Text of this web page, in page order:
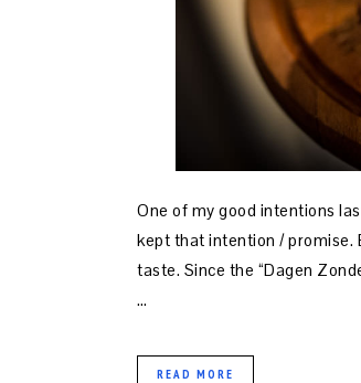
One of my good intentions
kept that intention / promise.
taste. Since the “Dagen
…
READ MORE